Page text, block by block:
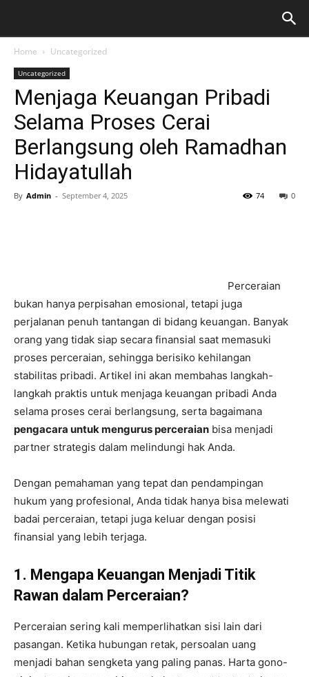
Home Uncategorized
Uncategorized
Menjaga Keuangan Pribadi
Selama Proses Cerai
Berlangsung oleh Ramadhan
Hidayatullah
By Admin - September 4, 2025 0
74
Perceraian
bukan hanya perpisahan emosional, tetapi juga
perjalanan penuh tantangan di bidang keuangan. Banyak
orang yang tidak siap secara finansial saat memasuki
proses perceraian, sehingga berisiko kehilangan
stabilitas pribadi. Artikel ini akan membahas langkah-
langkah praktis untuk menjaga keuangan pribadi Anda
selama proses cerai berlangsung, serta bagaimana
pengacara untuk mengurus perceraian bisa menjadi
partner strategis dalam melindungi hak Anda.
Dengan pemahaman yang tepat dan pendampingan
hukum yang profesional, Anda tidak hanya bisa melewati
badai perceraian, tetapi juga keluar dengan posisi
finansial yang lebih terjaga.
1. Mengapa Keuangan Menjadi Titik
Rawan dalam Perceraian?
Perceraian sering kali memperlihatkan sisi lain dari
pasangan. Ketika hubungan retak, persoalan uang
menjadi bahan sengketa yang paling panas. Harta gono-